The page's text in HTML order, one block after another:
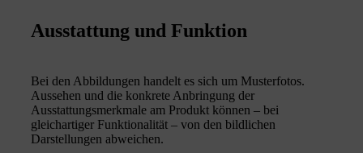
Ausstattung und Funktion
Bei den Abbildungen handelt es sich um Musterfotos.
Aussehen und die konkrete Anbringung der
Ausstattungsmerkmale am Produkt können – bei
gleichartiger Funktionalität – von den bildlichen
Darstellungen abweichen.